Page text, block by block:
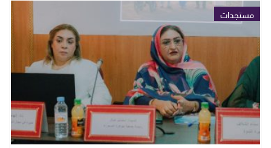
مستجدات